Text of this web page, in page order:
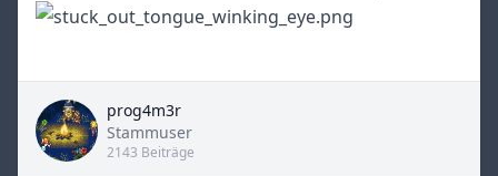
prog4m3r
Title
Stammuser
2143 Beiträge